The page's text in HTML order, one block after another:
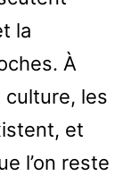
la
À
culture, les
et
l’on reste